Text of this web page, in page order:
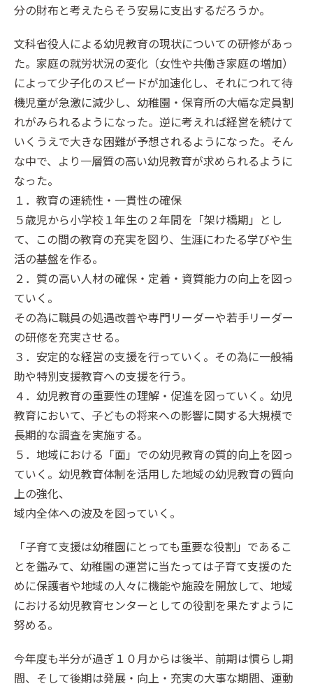
分の財布と考えたらそう安易に支出するだろうか。
文科省役人による幼児教育の現状についての研修があっ
た。家庭の就労状況の変化（女性や共働き家庭の増加）
によって少子化のスピードが加速化し、それにつれて待
機児童が急激に減少し、幼稚園・保育所の大幅な定員割
れがみられるようになった。逆に考えれば経営を続けて
いくうえで大きな困難が予想されるようになった。そん
な中で、より一層質の高い幼児教育が求められるように
なった。
１．教育の連続性・一貫性の確保
５歳児から小学校１年生の２年間を「架け橋期」とし
て、この間の教育の充実を図り、生涯にわたる学びや生
活の基盤を作る。
２．質の高い人材の確保・定着・資質能力の向上を図っ
ていく。
その為に職員の処遇改善や専門リーダーや若手リーダー
の研修を充実させる。
３．安定的な経営の支援を行っていく。その為に一般補
助や特別支援教育への支援を行う。
４．幼児教育の重要性の理解・促進を図っていく。幼児
教育において、子どもの将来への影響に関する大規模で
長期的な調査を実施する。
５．地域における「面」での幼児教育の質的向上を図っ
ていく。幼児教育体制を活用した地域の幼児教育の質向
上の強化、
域内全体への波及を図っていく。
「子育て支援は幼稚園にとっても重要な役割」であるこ
とを鑑みて、幼稚園の運営に当たっては子育て支援のた
めに保護者や地域の人々に機能や施設を開放して、地域
における幼児教育センターとしての役割を果たすように
努める。
今年度も半分が過ぎ１０月からは後半、前期は慣らし期
間、そして後期は発展・向上・充実の大事な期間、運動